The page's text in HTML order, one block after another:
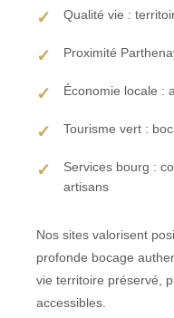
Qualité vie :
Proximité
Économie locale :
Tourisme vert :
Services bourg :
artisans
Nos sites valorisent
profonde bocage
vie territoire préservé,
accessibles.